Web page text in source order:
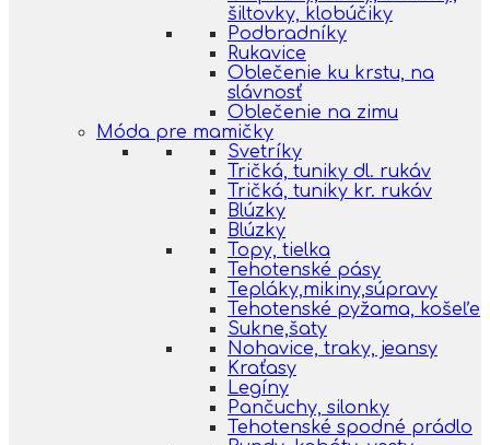
šiltovky, klobúčiky
Podbradníky
Rukavice
Oblečenie ku krstu, na
slávnosť
Oblečenie na zimu
Móda pre mamičky
Svetríky
Tričká, tuniky dl. rukáv
Tričká, tuniky kr. rukáv
Blúzky
Blúzky
Topy, tielka
Tehotenské pásy
Tepláky,mikiny,súpravy
Tehotenské pyžama, košeľe
Sukne,šaty
Nohavice, traky, jeansy
Kraťasy
Legíny
Pančuchy, silonky
Tehotenské spodné prádlo